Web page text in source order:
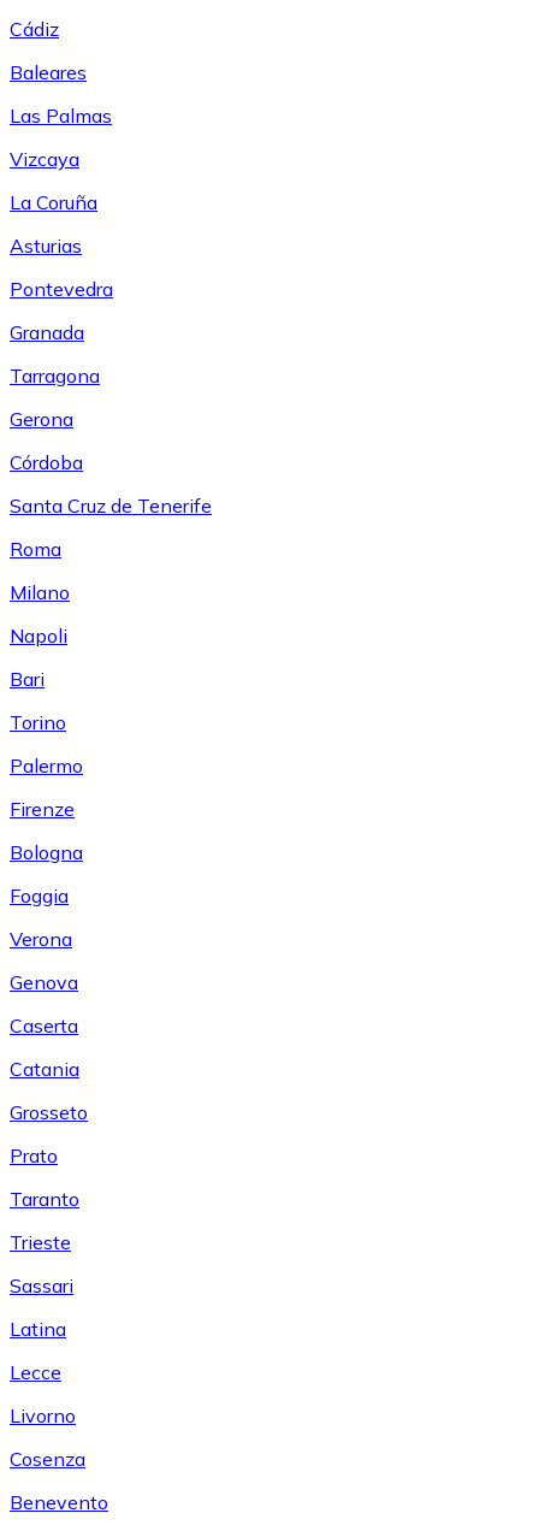
Cádiz
Baleares
Las Palmas
Vizcaya
La Coruña
Asturias
Pontevedra
Granada
Tarragona
Gerona
Córdoba
Santa Cruz de Tenerife
Roma
Milano
Napoli
Bari
Torino
Palermo
Firenze
Bologna
Foggia
Verona
Genova
Caserta
Catania
Grosseto
Prato
Taranto
Trieste
Sassari
Latina
Lecce
Livorno
Cosenza
Benevento